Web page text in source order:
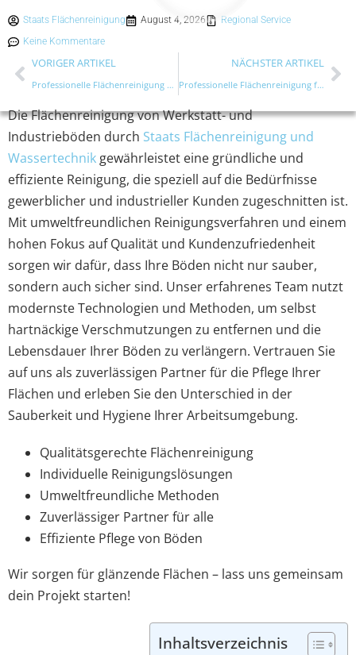
Staats Flächenreinigung August 4, 2026
Regional Service
Keine Kommentare
VORIGER ARTIKEL
Professionelle Flächenreinigung & Unkrautverbrennung mit Heißwasser – Effizient, umweltfreundlich, zuverlässig in Edemissen
NÄCHSTER ARTIKEL
Professionelle Flächenreinigung für Betonmauern & Treppen | Umweltfreundlich & Zuverlässig in Edemissen
Die Flächenreinigung von Werkstatt- und
Industrieböden durch Staats Flächenreinigung und
Wassertechnik gewährleistet eine gründliche und
effiziente Reinigung, die speziell auf die Bedürfnisse
gewerblicher und industrieller Kunden zugeschnitten ist.
Mit umweltfreundlichen Reinigungsverfahren und einem
hohen Fokus auf Qualität und Kundenzufriedenheit
sorgen wir dafür, dass Ihre Böden nicht nur sauber,
sondern auch sicher sind. Unser erfahrenes Team nutzt
modernste Technologien und Methoden, um selbst
hartnäckige Verschmutzungen zu entfernen und die
Lebensdauer Ihrer Böden zu verlängern. Vertrauen Sie
auf uns als zuverlässigen Partner für die Pflege Ihrer
Flächen und erleben Sie den Unterschied in der
Sauberkeit und Hygiene Ihrer Arbeitsumgebung.
Qualitätsgerechte Flächenreinigung
Individuelle Reinigungslösungen
Umweltfreundliche Methoden
Zuverlässiger Partner für alle
Effiziente Pflege von Böden
Wir sorgen für glänzende Flächen – lass uns gemeinsam
dein Projekt starten!
Inhaltsverzeichnis